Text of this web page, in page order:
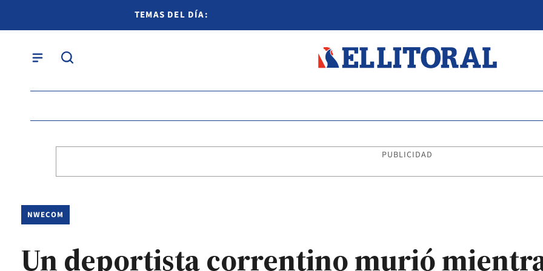
TEMAS DEL DÍA:
PUBLICIDAD
NWECOM
Un deportista correntino murió